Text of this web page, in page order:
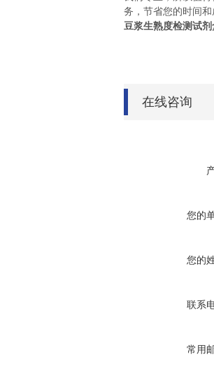
务，节省您的时间
豆浆生熟度检测试剂
在线咨询
您的
您的
联系
常用